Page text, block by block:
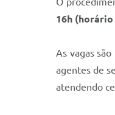
16h
As vagas
agentes de
atendendo